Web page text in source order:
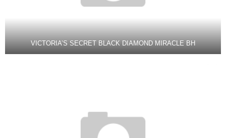
VICTORIA’S SECRET BLACK DIAMOND MIRACLE BH